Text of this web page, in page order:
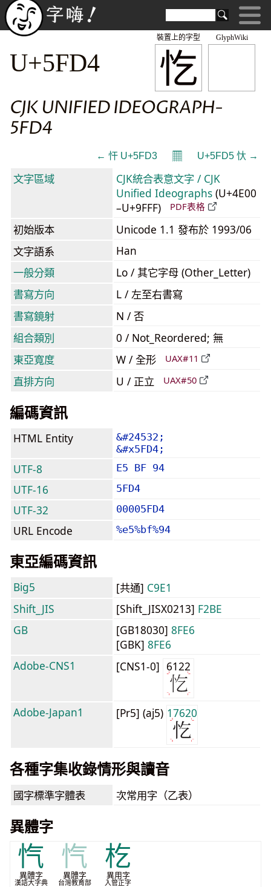
GlyphWiki
忔
裝置上的字型
U+5FD4
CJK UNIFIED IDEOGRAPH-
5FD4
← 忓 U+5FD3 𝄜 U+5FD5 忕 →
文字區域
CJK統合表意文字 / CJK
Unified Ideographs (U+4E00
–U+9FFF)
PDF表格
初始版本
Unicode 1.1 發布於 1993/06
文字語系
Han
一般分類
Lo / 其它字母 (Other_Letter)
書寫方向
L / 左至右書寫
書寫鏡射
N / 否
組合類別
0 / Not_Reordered; 無
東亞寬度
W / 全形 UAX#11
直排方向 U / 正立 UAX#50
編碼資訊
HTML Entity
&#24532;
&#x5FD4;
UTF-8 E5 BF 94
UTF-16 5FD4
UTF-32 00005FD4
URL Encode %e5%bf%94
東亞編碼資訊
Big5 [共通] C9E1
Shift_JIS
[Shift_JISX0213] F2BE
GB
[GB18030] 8FE6
[GBK] 8FE6
Adobe-CNS1
[CNS1-0] 6122
Adobe-Japan1 [Pr5] (aj5) 17620
各種字集收錄情形與讀音
國字標準字體表 次常用字（乙表）
異體字
忾
異體字
漢語大字典
忾
異體字
台灣教育部
杚
異用字
入管正字